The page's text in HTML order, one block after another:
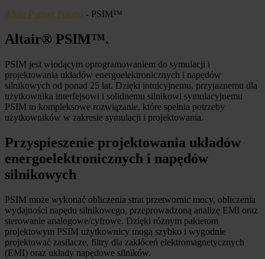
Altair Partner Poland - PSIM™
Altair® PSIM™.
PSIM jest wiodącym oprogramowaniem do symulacji i
projektowania układów energoelektronicznych i napędów
silnikowych od ponad 25 lat. Dzięki intuicyjnemu, przyjaznemu dla
użytkownika interfejsowi i solidnemu silnikowi symulacyjnemu
PSIM to kompleksowe rozwiązanie, które spełnia potrzeby
użytkowników w zakresie symulacji i projektowania.
Przyspieszenie projektowania układów
energoelektronicznych i napędów
silnikowych
PSIM może wykonać obliczenia strat przetwornic mocy, obliczenia
wydajności napędu silnikowego, przeprowadzoną analizę EMI oraz
sterowanie analogowe/cyfrowe. Dzięki różnym pakietom
projektowym PSIM użytkownicy mogą szybko i wygodnie
projektować zasilacze, filtry dla zakłóceń elektromagnetycznych
(EMI) oraz układy napędowe silników.